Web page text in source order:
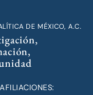
DE MÉXICO, A.C.